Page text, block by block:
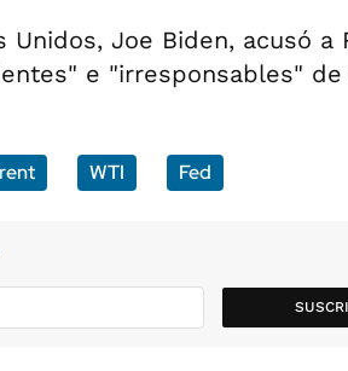
Joe Biden, acusó a
e "irresponsables"
WTI Fed